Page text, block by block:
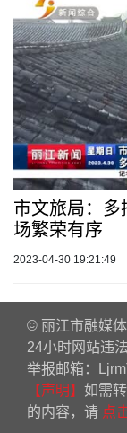
市文旅局：多
场繁荣有序
2023-04-30 19:21:49
© 丽江市融媒
24小时网站违
举报邮箱：
【声明】 如需
的内容，请 点